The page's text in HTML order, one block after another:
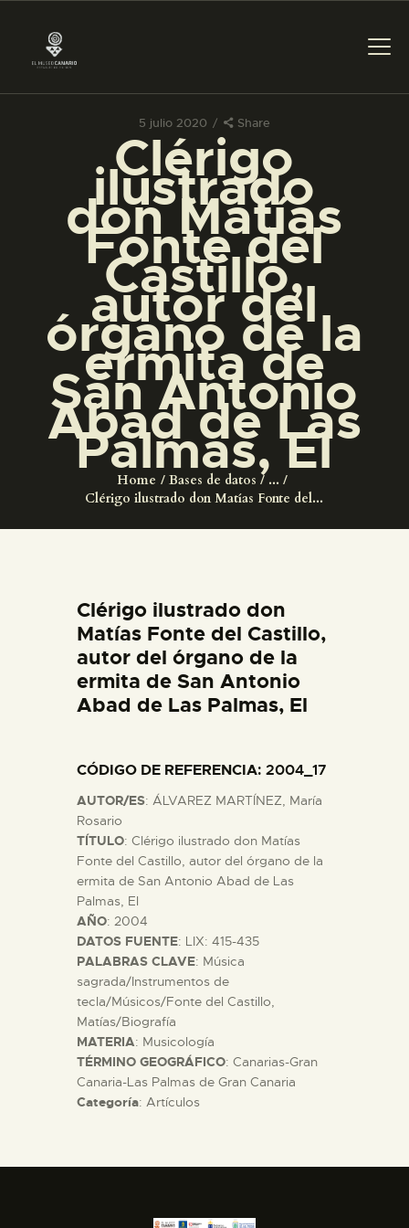
5 julio 2020 Share
Clérigo
ilustrado
don Matías
Fonte del
Castillo,
autor del
órgano de la
ermita de
San Antonio
Abad de Las
Palmas, El
Home Bases de datos
...
Clérigo ilustrado don Matías Fonte del...
PREPARAR LA VISITA
ACTIVIDADES
█
EL MUSEO
COLECCIONES
DIDÁCTICA
ESPAÑOL
PREPARAR LA VISITA
█
EL MUSEO
DIDÁCTICA
ESPAÑOL
Clérigo ilustrado don
Matías Fonte del Castillo,
autor del órgano de la
ermita de San Antonio
Abad de Las Palmas, El
CÓDIGO DE REFERENCIA: 2004_17
AUTOR/ES: ÁLVAREZ MARTÍNEZ, María
Rosario
TÍTULO: Clérigo ilustrado don Matías
Fonte del Castillo, autor del órgano de la
ermita de San Antonio Abad de Las
Palmas, El
AÑO: 2004
DATOS FUENTE: LIX: 415-435
PALABRAS CLAVE: Música
sagrada/Instrumentos de
tecla/Músicos/Fonte del Castillo,
Matías/Biografía
MATERIA: Musicología
TÉRMINO GEOGRÁFICO: Canarias-Gran
Canaria-Las Palmas de Gran Canaria
Categoría: Artículos